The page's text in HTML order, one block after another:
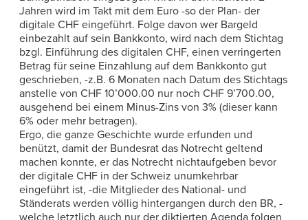
Jahren wird im Takt mit dem Euro -so der Plan- der
digitale CHF eingeführt. Folge davon wer Bargeld
einbezahlt auf sein Bankkonto, wird nach dem Stichtag
bzgl. Einführung des digitalen CHF, einen verringerten
Betrag für seine Einzahlung auf dem Bankkonto gut
geschrieben, -z.B. 6 Monaten nach Datum des Stichtags
anstelle von CHF 10’000.00 nur noch CHF 9’700.00,
ausgehend bei einem Minus-Zins von 3% (dieser kann
6% oder mehr betragen).
Ergo, die ganze Geschichte wurde erfunden und
benützt, damit der Bundesrat das Notrecht geltend
machen konnte, er das Notrecht nichtaufgeben bevor
der digitale CHF in der Schweiz unumkehrbar
eingeführt ist, -die Mitglieder des National- und
Ständerats werden völlig hintergangen durch den BR, -
welche letztlich auch nur der diktierten Agenda folgen